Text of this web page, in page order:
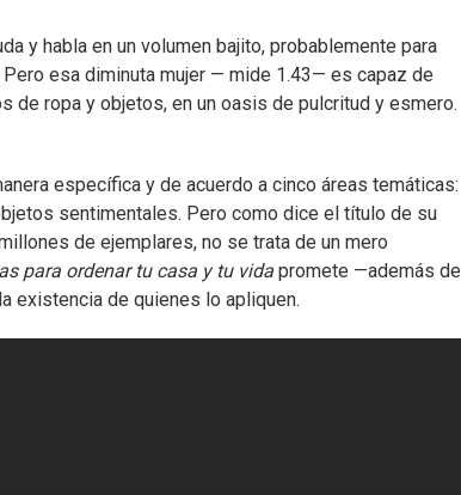
y habla en un volumen bajito, probablemente para
esa diminuta mujer — mide 1.43— es capaz de
de ropa y objetos, en un oasis de pulcritud y esmero.
específica y de acuerdo a cinco áreas temáticas:
sentimentales. Pero como dice el título de su
de ejemplares, no se trata de un mero
para ordenar tu casa y tu vida promete —además de
existencia de quienes lo apliquen.